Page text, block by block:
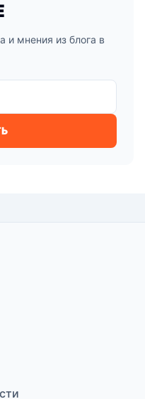
и мнения из блога в